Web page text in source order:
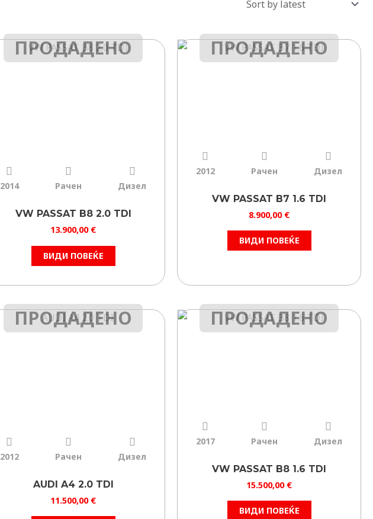
ПРОДАДЕНО
2014 Рачен Дизел
VW PASSAT B8 2.0 TDI
13.900,00 €
ВИДИ ПОВЕЌЕ
ПРОДАДЕНО
2012 Рачен Дизел
VW PASSAT B7 1.6 TDI
8.900,00 €
ВИДИ ПОВЕЌЕ
ПРОДАДЕНО
2012 Рачен Дизел
AUDI A4 2.0 TDI
11.500,00 €
ПРОДАДЕНО
2017 Рачен Дизел
VW PASSAT B8 1.6 TDI
15.500,00 €
ВИДИ ПОВЕЌЕ